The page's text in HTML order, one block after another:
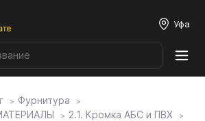
Уфа
Фурнитура
2.1. Кромка АБС и ПВХ